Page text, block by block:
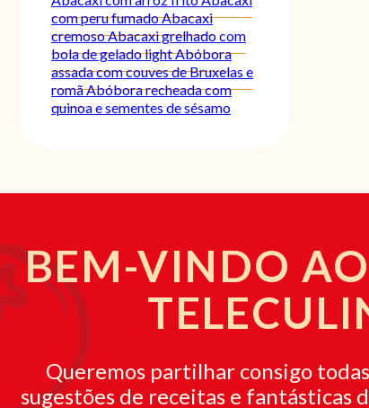
com peru fumadoAbacaxi
cremosoAbacaxi grelhado com
bola de gelado lightAbóbora
assada com couves de Bruxelas e
romãAbóbora recheada com
quinoa e sementes de sésamo
BEM-VINDO
Queremos partilhar consigo
sugestões de receitas e fantásticas